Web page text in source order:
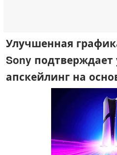
Улучшенная
Sony
апскейлинг на